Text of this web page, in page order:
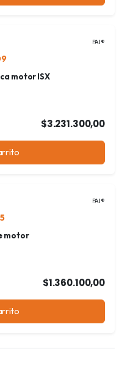
PAI®
motor ISX
$3.231.300,00
PAI®
motor
$1.360.100,00